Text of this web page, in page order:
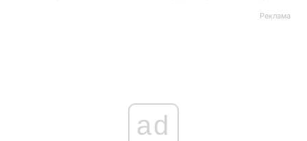
Реклама
ad